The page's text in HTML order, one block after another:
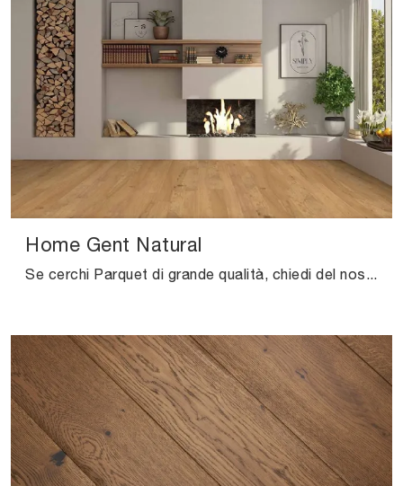
Home Gent Natural
Se cerchi Parquet di grande qualità, chiedi del nostro negozio e ottieni informazioni sul modello Home Gent Natural di Salis.